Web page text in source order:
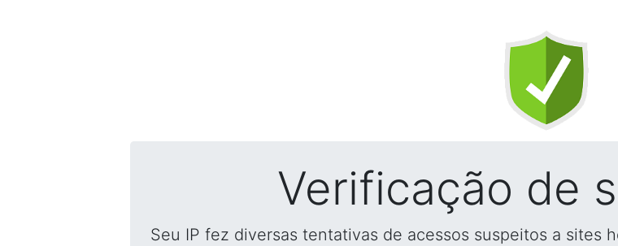
Verificação de
Seu IP fez diversas tentativas de acessos suspeitos a sites